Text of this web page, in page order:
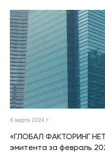
6 марта 2024 г.
«ГЛОБАЛ ФАКТОРИНГ
эмитента за февраль